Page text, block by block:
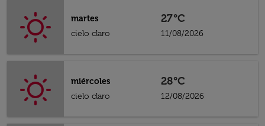
martes
cielo claro
27°C
11/08/2026
miércoles
cielo claro
28°C
12/08/2026